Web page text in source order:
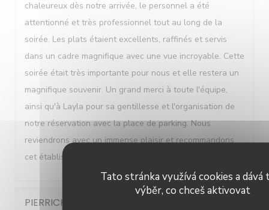
Tato stránka využívá cookies a dává
výběr, co chceš aktivovat
chaleureux dès notre arrivée, le personnel a été
attentionné et très professionnel tout au long de la
soirée. Les plats étaient excellents, raffinés et servis
dans un cadre magnifique avec une vue incroyable. Cette
soirée était très importante pour nous et elle restera un
magnifique souvenir. Un grand merci à toute l'équipe,
ainsi qu'à Layla pour sa gentillesse et l'organisation de
notre réservation avec la place de parking. Nous
reviendrons avec un immense plaisir et recommandons
cet établissement à 100 %.
PIERRICK